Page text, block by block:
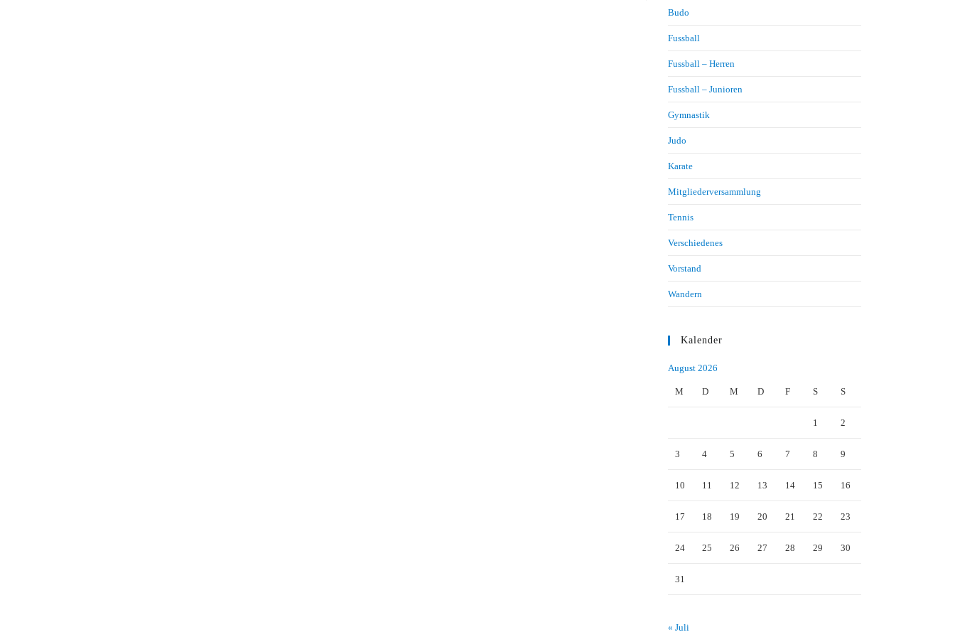
Budo
Fussball
Fussball – Herren
Fussball – Junioren
Gymnastik
Judo
Karate
Mitgliederversammlung
Tennis
Verschiedenes
Vorstand
Wandern
Kalender
August 2026
M D M D F S S
1 2
3 4 5 6 7 8 9
10 11 12 13 14 15 16
17 18 19 20 21 22 23
24 25 26 27 28 29 30
31
« Juli